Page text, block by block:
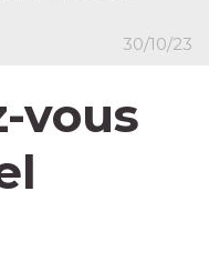
30/10/23
vous